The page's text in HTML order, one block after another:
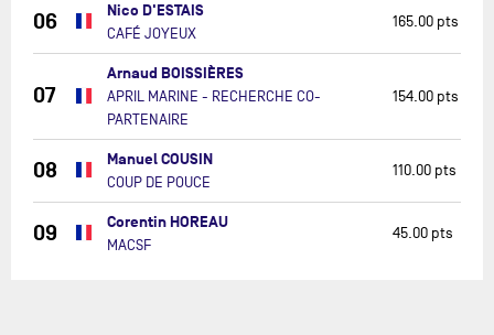
06 Nico D'ESTAIS
CAFÉ JOYEUX
165.00 pts
07
Arnaud BOISSIÈRES
APRIL MARINE - RECHERCHE CO-
PARTENAIRE
154.00 pts
08 Manuel COUSIN
COUP DE POUCE
110.00 pts
09 Corentin HOREAU
MACSF
45.00 pts